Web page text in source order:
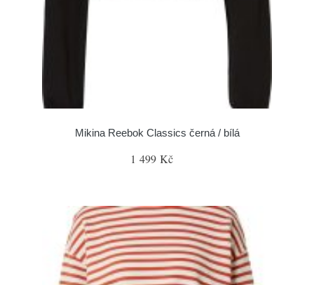
Mikina Reebok Classics černá / bílá
1 499 Kč